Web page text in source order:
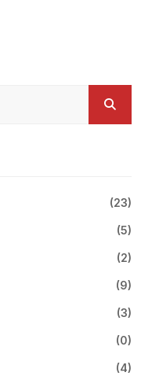
(23)
(5)
(2)
(9)
(3)
(0)
(4)